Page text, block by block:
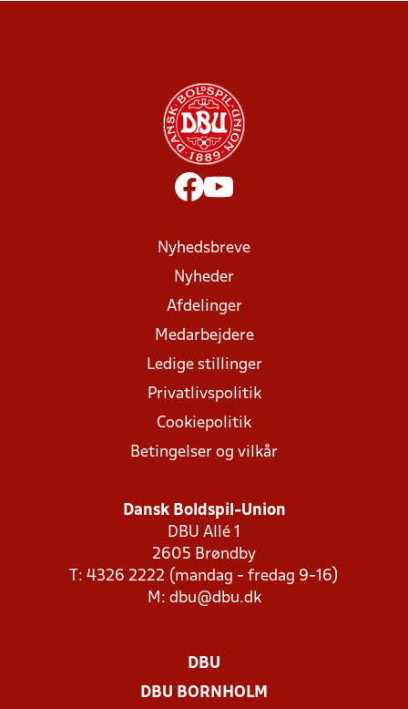
Nyhedsbreve
Nyheder
Afdelinger
Medarbejdere
Ledige stillinger
Privatlivspolitik
Cookiepolitik
Betingelser og vilkår
Dansk Boldspil-Union
DBU Allé 1
2605 Brøndby
T: 4326 2222 (mandag - fredag 9-16)
M: dbu@dbu.dk
DBU
DBU BORNHOLM